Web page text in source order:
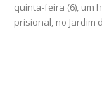
quinta-feira (6), um
prisional, no Jardim